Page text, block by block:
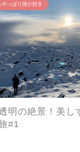
やっぱり旅が好き
明の絶景！美し
#1